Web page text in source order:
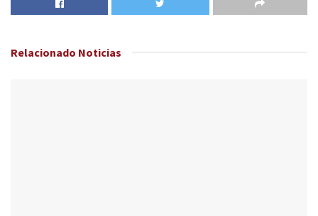
Relacionado Noticias